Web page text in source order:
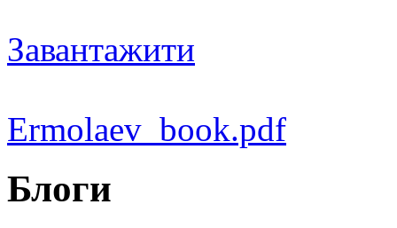
Завантажити
Ermolaev_book.pdf
Блоги